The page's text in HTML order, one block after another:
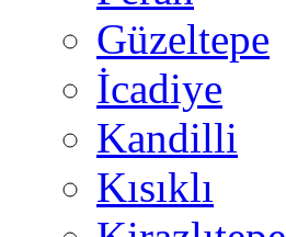
Güzeltepe
İcadiye
Kandilli
Kısıklı